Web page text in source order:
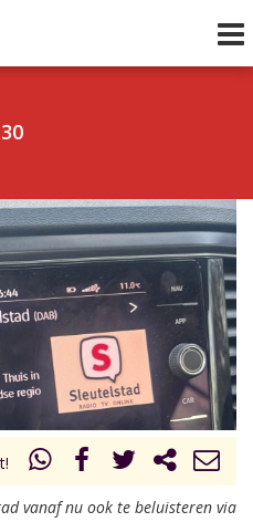
van 0 Volgend uur
vanaf nu ook te beluisteren via